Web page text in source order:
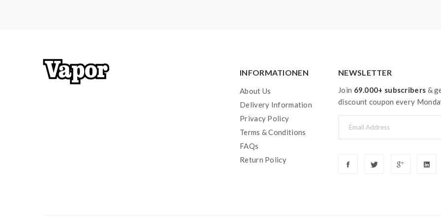
INFORMATIONEN
About Us
Delivery Information
Privacy Policy
Terms & Conditions
FAQs
Return Policy
NEWSLETTER
Join 69.000+ subscribers &
discount coupon every